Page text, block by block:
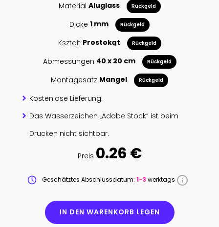
Material Aluglass Rückgeld
Dicke 1 mm Rückgeld
Kształt Prostokąt Rückgeld
Abmessungen 40 x 20 cm Rückgeld
Montagesatz Mangel Rückgeld
Kostenlose Lieferung.
Das Wasserzeichen „Adobe Stock“ ist beim
Drucken nicht sichtbar.
Preis 0.26 €
Geschätztes Abschlussdatum: 1-3 werktags
IN DEN WARENKORB LEGEN